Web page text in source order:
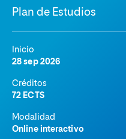
Plan de Estudios
Inicio
28 sep 2026
Créditos
72 ECTS
Modalidad
Online interactivo